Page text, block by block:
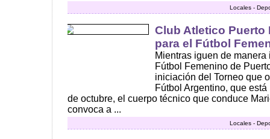
Locales -
Club Atletico
para el Fútbol
Mientras iguen de
Fútbol Femenino de
iniciación del Torneo que
Fútbol Argentino, que
de octubre, el cuerpo técnico que conduce
convoca a ...
Locales -